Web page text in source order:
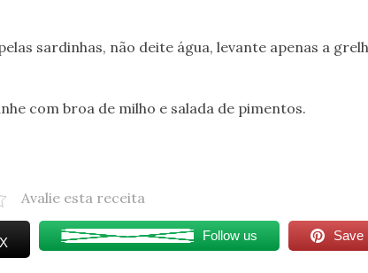
sardinhas, não deite água, levante apenas a
com broa de milho e salada de pimentos.
Avalie esta receita
Follow us Save